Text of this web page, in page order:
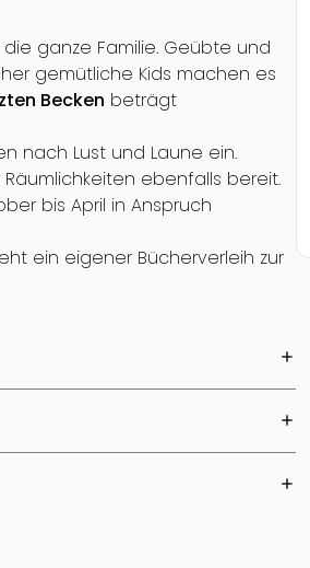
ganze Familie. Geübte und
gemütliche Kids machen es
Becken beträgt
nach Lust und Laune ein.
ebenfalls bereit.
bis April in Anspruch
ein eigener Bücherverleih zur
add
add
add